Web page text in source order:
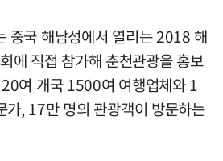
중국 해남성에서 열리는 2018 해
에 직접 참가해 춘천관광을 홍보
여 개국 1500여 여행업체와 1
, 17만 명의 관광객이 방문하는